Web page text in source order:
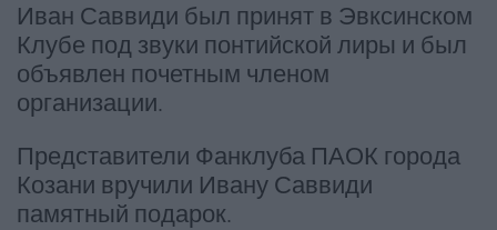
Иван Саввиди был принят в Эвксинском
Клубе под звуки понтийской лиры и был
объявлен почетным членом
организации.
Представители Фанклуба ПАОК города
Козани вручили Ивану Саввиди
памятный подарок.